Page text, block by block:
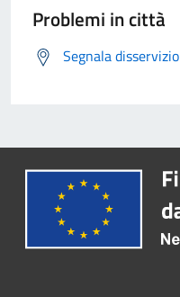
Problemi in città
Segnala disservizio